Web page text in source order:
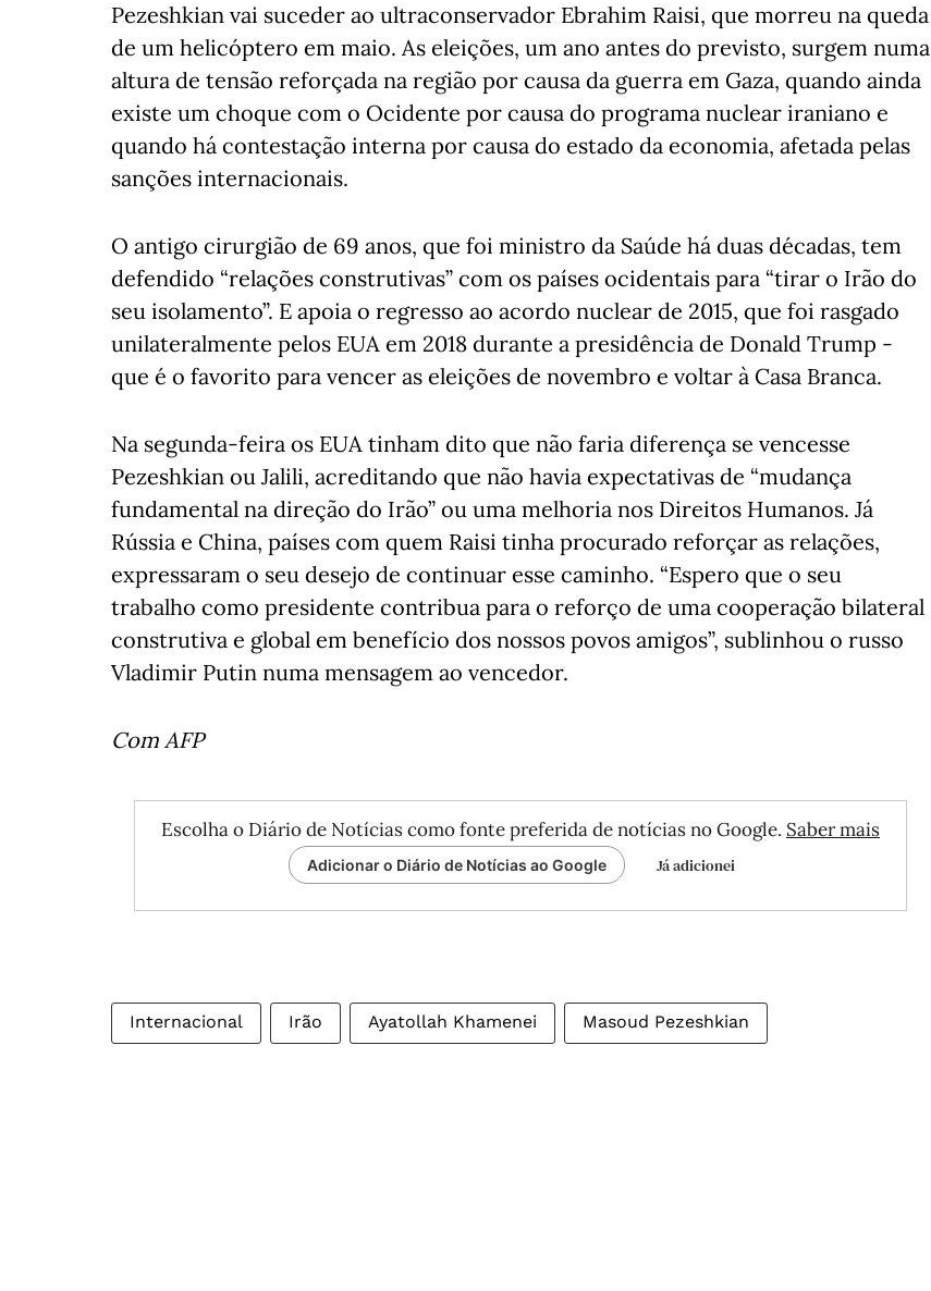
Pezeshkian vai suceder ao ultraconservador Ebrahim Raisi, que morreu na queda
de um helicóptero em maio. As eleições, um ano antes do previsto, surgem numa
altura de tensão reforçada na região por causa da guerra em Gaza, quando ainda
existe um choque com o Ocidente por causa do programa nuclear iraniano e
quando há contestação interna por causa do estado da economia, afetada pelas
sanções internacionais.
O antigo cirurgião de 69 anos, que foi ministro da Saúde há duas décadas, tem
defendido “relações construtivas” com os países ocidentais para “tirar o Irão do
seu isolamento”. E apoia o regresso ao acordo nuclear de 2015, que foi rasgado
unilateralmente pelos EUA em 2018 durante a presidência de Donald Trump -
que é o favorito para vencer as eleições de novembro e voltar à Casa Branca.
Na segunda-feira os EUA tinham dito que não faria diferença se vencesse
Pezeshkian ou Jalili, acreditando que não havia expectativas de “mudança
fundamental na direção do Irão” ou uma melhoria nos Direitos Humanos. Já
Rússia e China, países com quem Raisi tinha procurado reforçar as relações,
expressaram o seu desejo de continuar esse caminho. “Espero que o seu
trabalho como presidente contribua para o reforço de uma cooperação bilateral
construtiva e global em benefício dos nossos povos amigos”, sublinhou o russo
Vladimir Putin numa mensagem ao vencedor.
Com AFP
Escolha o Diário de Notícias como fonte preferida de notícias no Google. Saber mais
Adicionar o Diário de Notícias ao Google Já adicionei
Internacional Irão Ayatollah Khamenei Masoud Pezeshkian